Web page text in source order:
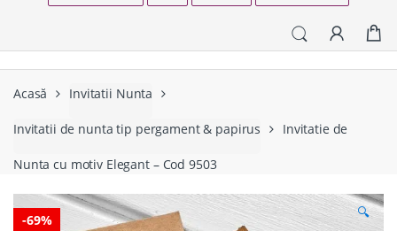
Acasă Invitatii Nunta
Invitatii de nunta tip pergament & papirus Invitatie de
Nunta cu motiv Elegant – Cod 9503
-69% 🔍